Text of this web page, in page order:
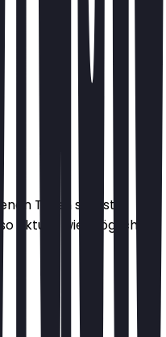
Türen stehst,
aktuell wie möglich.